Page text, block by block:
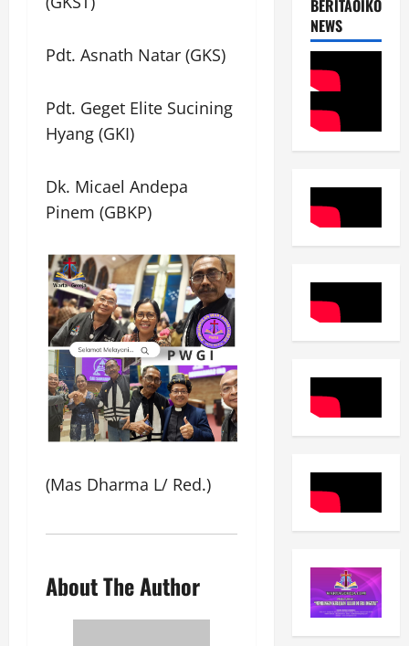
Pdt. Asnath Natar (GKS)
Pdt. Geget Elite Sucining
Hyang (GKI)
Dk. Micael Andepa
Pinem (GBKP)
(Mas Dharma L/ Red.)
About The Author
NEWS